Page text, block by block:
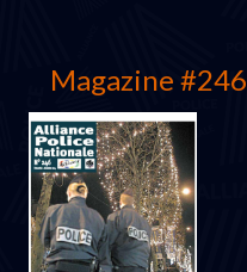
Juin 2005
Magazine #246